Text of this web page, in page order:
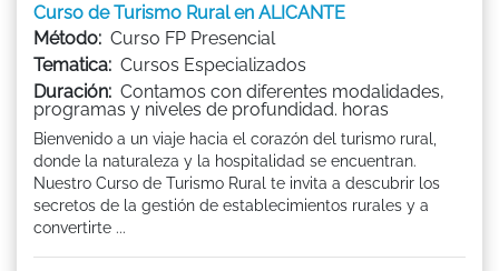
Curso de Turismo Rural en ALICANTE
Método: Curso FP Presencial
Tematica: Cursos Especializados
Duración: Contamos con diferentes modalidades,
programas y niveles de profundidad. horas
Bienvenido a un viaje hacia el corazón del turismo rural,
donde la naturaleza y la hospitalidad se encuentran.
Nuestro Curso de Turismo Rural te invita a descubrir los
secretos de la gestión de establecimientos rurales y a
convertirte ...